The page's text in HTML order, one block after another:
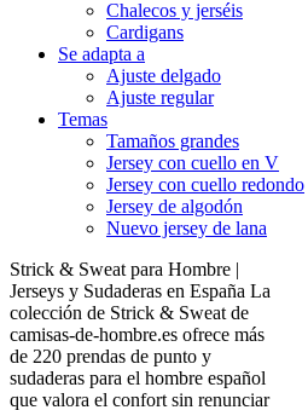
Chalecos y jerséis
Cardigans
Se adapta a
Ajuste delgado
Ajuste regular
Temas
Tamaños grandes
Jersey con cuello en V
Jersey con cuello redondo
Jersey de algodón
Nuevo jersey de lana
Strick & Sweat para Hombre |
Jerseys y Sudaderas en España La
colección de Strick & Sweat de
camisas-de-hombre.es ofrece más
de 220 prendas de punto y
sudaderas para el hombre español
que valora el confort sin renunciar